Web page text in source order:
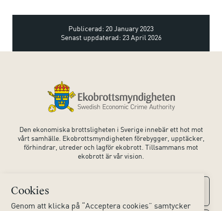
Cookies
Genom att klicka på “Acceptera cookies” samtycker
Publicerad: 20 January 2023
Senast uppdaterad: 23 April 2026
Den ekonomiska brottsligheten i Sverige innebär ett hot mot
vårt samhälle. Ekobrottsmyndigheten förebygger, upptäcker,
förhindrar, utreder och lagför ekobrott. Tillsammans mot
ekobrott är vår vision.
Kontaktuppgifter